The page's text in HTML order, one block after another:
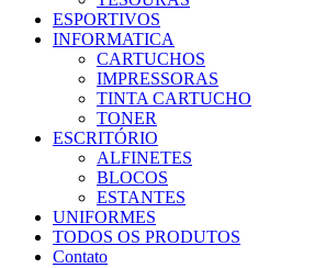
ESPORTIVOS
INFORMATICA
CARTUCHOS
IMPRESSORAS
TINTA CARTUCHO
TONER
ESCRITÓRIO
ALFINETES
BLOCOS
ESTANTES
UNIFORMES
TODOS OS PRODUTOS
Contato